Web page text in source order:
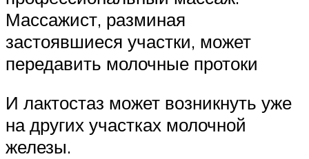
Массажист, разминая
застоявшиеся участки, может
передавить молочные протоки
И лактостаз может возникнуть уже
на других участках молочной
железы.